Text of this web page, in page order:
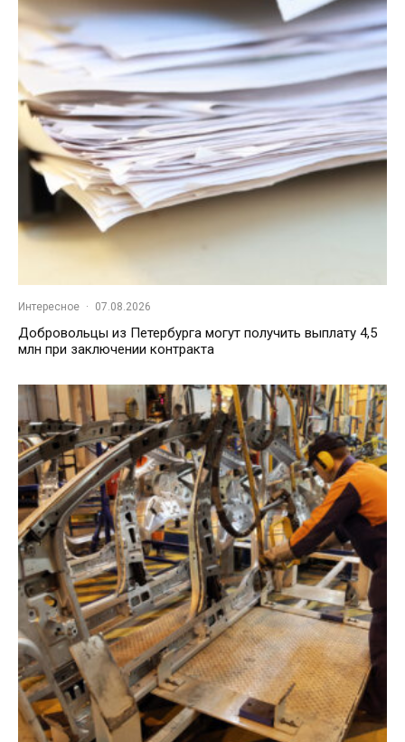
Интересное · 07.08.2026
Добровольцы из Петербурга могут получить выплату 4,5
млн при заключении контракта